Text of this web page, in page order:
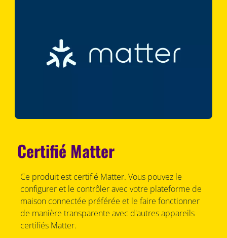
Certifié Matter
Ce produit est certifié Matter. Vous pouvez le
configurer et le contrôler avec votre plateforme de
maison connectée préférée et le faire fonctionner
de manière transparente avec d'autres appareils
certifiés Matter.